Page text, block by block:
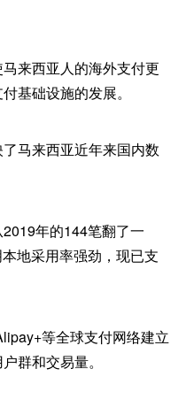
来西亚人的海外支付更
基础设施的发展。
马来西亚近年来国内数
年的144笔翻了一
地采用率强劲，现已支
等全球支付网络建立
群和交易量。